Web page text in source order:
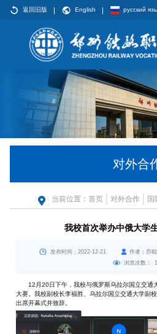
返回旧版 English русский
对外合
当前位置： 首页 对外合作 国
我校首次举办中俄大学
发布时间：2022-12-21
作者：乔
浏览次数：
12月20日下午，我校与俄罗斯乌拉尔国立交通
大赛。我校副校长李福胜、乌拉尔国立交通大学副
出席开幕式并致辞。